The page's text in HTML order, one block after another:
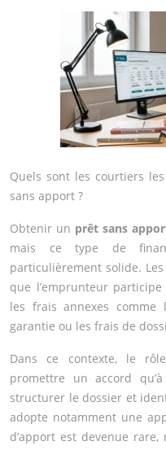
Quels sont les courtiers
sans apport ?
Obtenir un prêt sans
mais ce type de
particulièrement solide.
que l’emprunteur
les frais annexes
garantie ou les frais de
Dans ce contexte, le
promettre un accord
structurer le dossier et
adopte notamment une
d’apport est devenue